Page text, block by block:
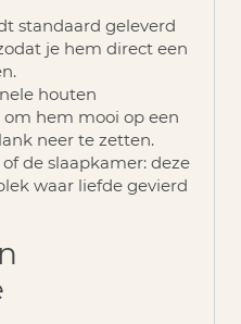
standaard geleverd
je hem direct een
houten
hem mooi op een
neer te zetten.
de slaapkamer: deze
waar liefde gevierd